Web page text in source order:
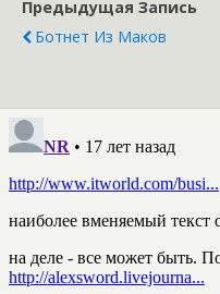
Предыдущая Запись
Ботнет Из Маков